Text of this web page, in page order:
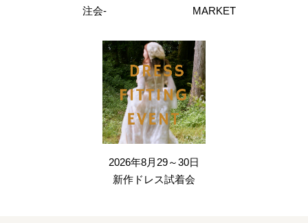
注会-
MARKET
2026年8月29～30日
新作ドレス試着会